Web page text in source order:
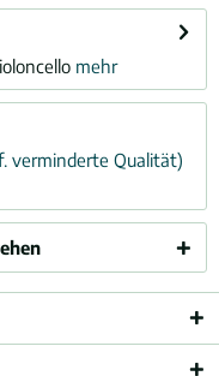
mehr
verminderte Qualität)